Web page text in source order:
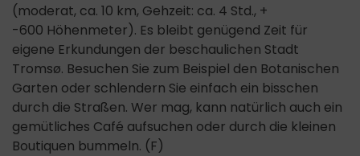
(moderat, ca. 10 km, Gehzeit: ca. 4 Std., +
-600 Höhenmeter). Es bleibt genügend Zeit für
eigene Erkundungen der beschaulichen Stadt
Tromsø. Besuchen Sie zum Beispiel den Botanischen
Garten oder schlendern Sie einfach ein bisschen
durch die Straßen. Wer mag, kann natürlich auch ein
gemütliches Café aufsuchen oder durch die kleinen
Boutiquen bummeln. (F)